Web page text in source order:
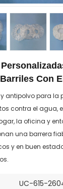
Con
antipolvo para la
contra el agua,
la oficina y
una barrera
y en buen
UC-615-